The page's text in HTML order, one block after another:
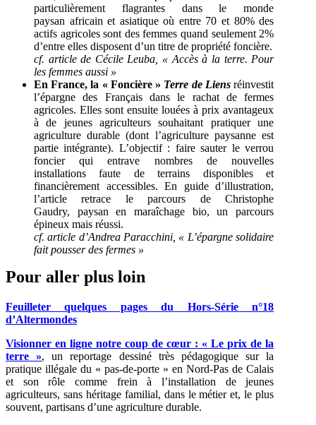
particulièrement flagrantes dans le monde
paysan africain et asiatique où entre 70 et 80% des
actifs agricoles sont des femmes quand seulement 2%
d’entre elles disposent d’un titre de propriété foncière.
cf. article de Cécile Leuba, « Accès à la terre. Pour
les femmes aussi »
En France, la « Foncière » Terre de Liensréinvestit
l’épargne des Français dans le rachat de fermes
agricoles. Elles sont ensuite louées à prix avantageux
à de jeunes agriculteurs souhaitant pratiquer une
agriculture durable (dont l’agriculture paysanne est
partie intégrante). L’objectif : faire sauter le verrou
foncier qui entrave nombres de nouvelles
installations faute de terrains disponibles et
financièrement accessibles. En guide d’illustration,
l’article retrace le parcours de Christophe
Gaudry, paysan en maraîchage bio, un parcours
épineux mais réussi.
cf. article d’Andrea Paracchini, « L’épargne solidaire
fait pousser des fermes »
Pour aller plus loin
Feuilleter quelques pages du Hors-Série n°18
d’Altermondes
Visionner en ligne notre coup de cœur : « Le prix de la
terre », un reportage dessiné très pédagogique sur la
pratique illégale du « pas-de-porte » en Nord-Pas de Calais
et son rôle comme frein à l’installation de jeunes
agriculteurs, sans héritage familial, dans le métier et, le plus
souvent, partisans d’une agriculture durable.